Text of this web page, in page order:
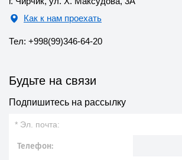
Как к нам проехать
Тел: +998(99)346-64-20
Будьте на связи
Подпишитесь на рассылку